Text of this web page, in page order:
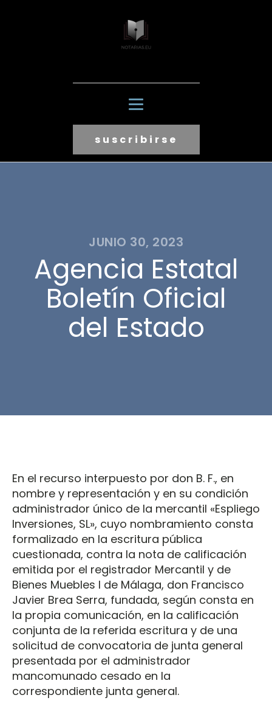
suscribirse
JUNIO 30, 2023
Agencia Estatal
Boletín Oficial
del Estado
En el recurso interpuesto por don B. F., en
nombre y representación y en su condición
administrador único de la mercantil «Espliego
Inversiones, SL», cuyo nombramiento consta
formalizado en la escritura pública
cuestionada, contra la nota de calificación
emitida por el registrador Mercantil y de
Bienes Muebles I de Málaga, don Francisco
Javier Brea Serra, fundada, según consta en
la propia comunicación, en la calificación
conjunta de la referida escritura y de una
solicitud de convocatoria de junta general
presentada por el administrador
mancomunado cesado en la
correspondiente junta general.